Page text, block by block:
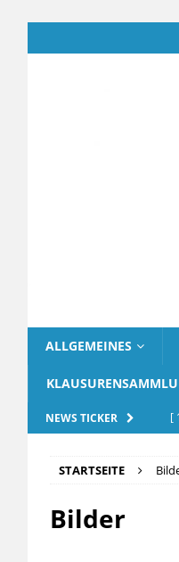
ALLGEMEINES
NEWS TICKER [
[
STARTSEITE
Bilder